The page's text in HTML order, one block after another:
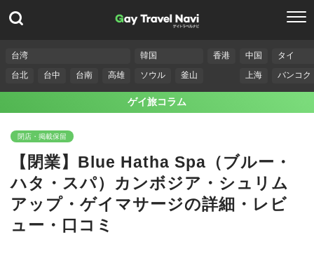
台湾
台北
台中 台南 高雄
韓国
ソウル
釜山
香港
中国
上海
タイ
バンコク
ゲイ旅コラム
閉店・掲載保留
【閉業】Blue Hatha Spa（ブルー・
ハタ・スパ）カンボジア・シュリム
アップ・ゲイマサージの詳細・レビ
ュー・口コミ